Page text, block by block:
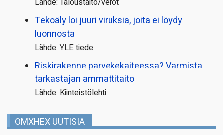
Lähde: Taloustaito/verot
Tekoäly loi juuri viruksia, joita ei löydy
luonnosta
Lähde: YLE tiede
Riskirakenne parvekekaiteessa? Varmista
tarkastajan ammattitaito
Lähde: Kiinteistölehti
OMXHEX UUTISIA